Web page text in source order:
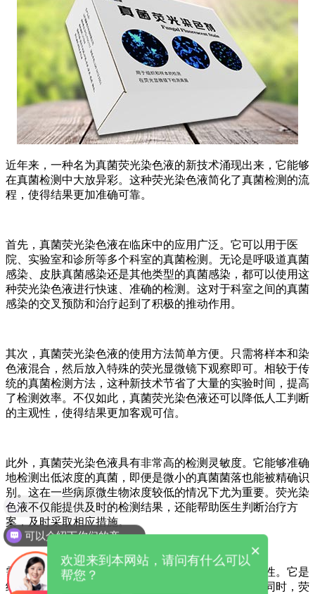
近年来，一种名为真菌荧光染色液的新技术涌现出来，它能够
在真菌检测中大放异彩。这种荧光染色液简化了真菌检测的流
程，使得结果更加准确可靠。
首先，真菌荧光染色液在临床中的应用广泛。它可以用于医
院、实验室和诊所等多个科室的真菌检测。无论是呼吸道真菌
感染、皮肤真菌感染还是其他类型的真菌感染，都可以使用这
种荧光染色液进行快速、准确的检测。这对于科室之间的真菌
感染的交叉预防和治疗起到了积极的推动作用。
其次，真菌荧光染色液的使用方法简单方便。只需将样本和染
色液混合，然后放入特殊的荧光显微镜下观察即可。相较于传
统的真菌检测方法，这种新技术节省了大量的实验时间，提高
了检测效率。不仅如此，真菌荧光染色液还可以降低人工判断
的主观性，使得结果更加客观可信。
此外，真菌荧光染色液具有非常高的检测灵敏度。它能够准确
地检测出低浓度的真菌，即便是微小的真菌菌落也能被精确识
别。这在一些病原微生物浓度较低的情况下尤为重要。荧光染
色液不仅能提供及时的检测结果，还能帮助医生判断治疗方
案，及时采取相应措施。
需要特别强调的是，真菌荧光染色液的安全性和可靠性。它是
经过严格检测和验证的，不会对人体产生任何伤害。同时，荧
可以介绍下你们的产品么
现在有优惠活动吗
×
欢迎来到本网站，请问有什么可以
帮您？